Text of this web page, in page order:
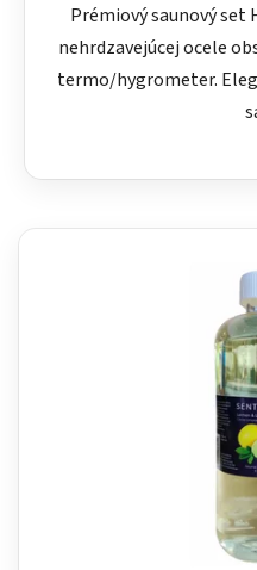
Prémiový saunový set
nehrdzavejúcej ocele
termo/hygrometer.